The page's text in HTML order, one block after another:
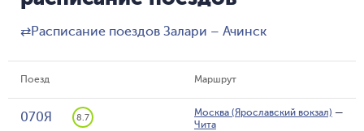
⇄Расписание поездов Залари – Ачинск
Поезд Маршрут
070Я
8.7
Москва (Ярославский вокзал) —
Чита